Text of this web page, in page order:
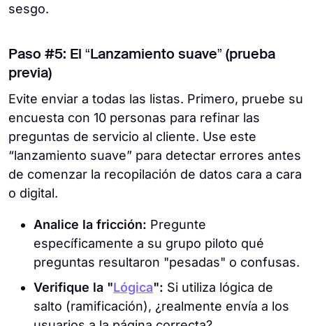
sesgo.
Paso #5: El “Lanzamiento suave” (prueba
previa)
Evite enviar a todas las listas. Primero, pruebe su
encuesta con 10 personas para refinar las
preguntas de servicio al cliente. Use este
“lanzamiento suave” para detectar errores antes
de comenzar la recopilación de datos cara a cara
o digital.
Analice la fricción: Pregunte
específicamente a su grupo piloto qué
preguntas resultaron "pesadas" o confusas.
Verifique la "Lógica": Si utiliza lógica de
salto (ramificación), ¿realmente envía a los